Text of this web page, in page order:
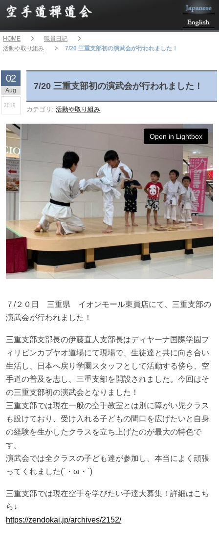
HOME
職員日記
活動や取り組み
7/20 三重支部初の演武会が行われました！
7/20 三重支部初の演武会が行われました！
02
Aug
2019
カテゴリ:活動や取り組み
Open in Lightbox
７/２０日 三重県 イオンモール東員店にて、三重支部の
演武会が行われました！
三重支部支部長の伊藤直人支部長はディヤーナ国際学園フ
ィリピンカブヤオ道場にて現場で、生徒達と共に向き合い
生活し、日本へ戻り学園スタッフとして活動する傍ら、空
手道の普及を志し、三重支部を開設されました。今回はそ
の三重支部初の演武会となりました！
三重支部では現在一般の空手教室とは別に障がい児クラス
も設けており、受け入れる子どもの間口を広げたいと自身
の経験を生かしたクラスを立ち上げたのが最大の特色で
す。
演武会では全クラスの子ども達が参加し、本当によく頑張
ってくれました(´・ω・`)
三重支部では現在空手を学びたい子達大募集！詳細はこち
ら↓
https://zendokai.jp/archives/2152/